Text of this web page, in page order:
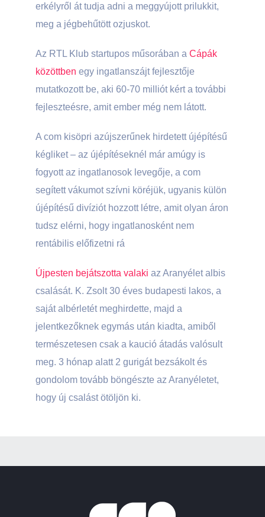
erkélyről át tudja adni a meggyújott prilukkit,
meg a jégbehűtött ozjuskot.
Az RTL Klub startupos műsorában a Cápák
közöttben egy ingatlanszájt fejlesztője
mutatkozott be, aki 60-70 milliót kért a további
fejleszteésre, amit ember még nem látott.
A com kisöpri azújszerűnek hirdetett újépítésű
kégliket – az újépítéseknél már amúgy is
fogyott az ingatlanosok levegője, a com
segített vákumot szívni köréjük, ugyanis külön
újépítésű divíziót hozzott létre, amit olyan áron
tudsz elérni, hogy ingatlanosként nem
rentábilis előfizetni rá
Újpesten bejátszotta valaki az Aranyélet albis
csalását. K. Zsolt 30 éves budapesti lakos, a
saját albérletét meghirdette, majd a
jelentkezőknek egymás után kiadta, amiből
természetesen csak a kaució átadás valósult
meg. 3 hónap alatt 2 gurigát bezsákolt és
gondolom tovább böngészte az Aranyéletet,
hogy új csalást ötöljön ki.